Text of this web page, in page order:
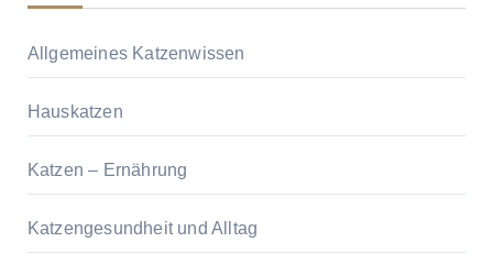
Allgemeines Katzenwissen
Hauskatzen
Katzen – Ernährung
Katzengesundheit und Alltag